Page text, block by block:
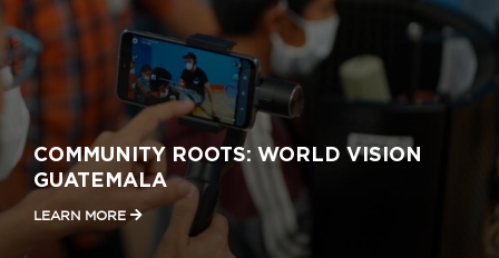
COMMUNITY ROOTS: WORLD VISION
GUATEMALA
LEARN MORE